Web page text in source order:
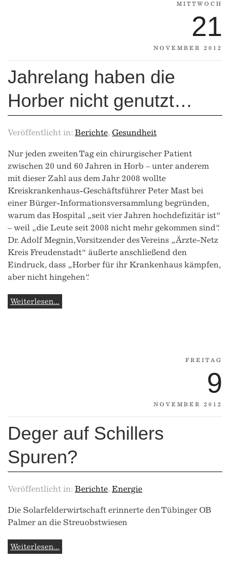
MITTWOCH
21
NOVEMBER 2012
Jahrelang haben die
Horber nicht genutzt…
Veröffentlicht in: Berichte, Gesundheit
Nur jeden zweiten Tag ein chirurgischer Patient
zwischen 20 und 60 Jahren in Horb – unter anderem
mit dieser Zahl aus dem Jahr 2008 wollte
Kreiskrankenhaus-Geschäftsführer Peter Mast bei
einer Bürger-Informationsversammlung begründen,
warum das Hospital „seit vier Jahren hochdefizitär ist“
– weil „die Leute seit 2008 nicht mehr gekommen sind“.
Dr. Adolf Megnin, Vorsitzender des Vereins „Ärzte-Netz
Kreis Freudenstadt“ äußerte anschließend den
Eindruck, dass „Horber für ihr Krankenhaus kämpfen,
aber nicht hingehen“.
Weiterlesen...
FREITAG
9
NOVEMBER 2012
Deger auf Schillers
Spuren?
Veröffentlicht in: Berichte, Energie
Die Solarfelderwirtschaft erinnerte den Tübinger OB
Palmer an die Streuobstwiesen
Weiterlesen...